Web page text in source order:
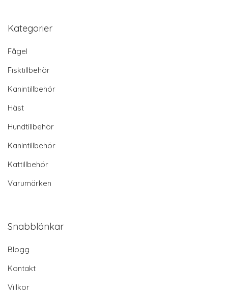
Kategorier
Fågel
Fisktillbehör
Kanintillbehör
Häst
Hundtillbehör
Kanintillbehör
Kattillbehör
Varumärken
Snabblänkar
Blogg
Kontakt
Villkor